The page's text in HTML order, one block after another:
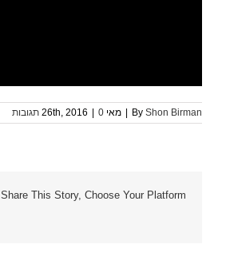
By Shon Birman מאי 26th, 2016 0 תגובות
Share This Story, Choose Your Platform!